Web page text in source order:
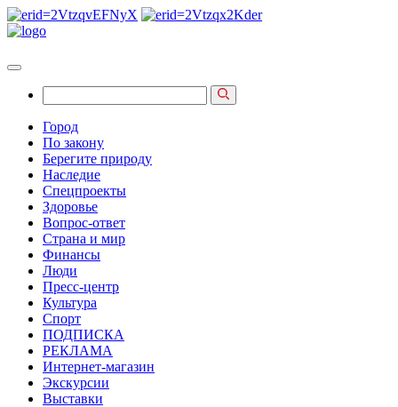
Город
По закону
Берегите природу
Наследие
Спецпроекты
Здоровье
Вопрос-ответ
Страна и мир
Финансы
Люди
Пресс-центр
Культура
Спорт
ПОДПИСКА
РЕКЛАМА
Интернет-магазин
Экскурсии
Выставки